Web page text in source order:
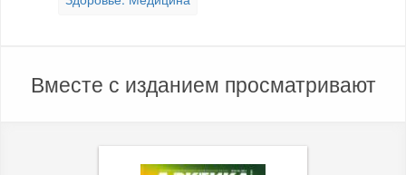
Вместе с изданием просматривают